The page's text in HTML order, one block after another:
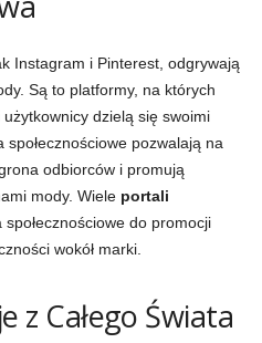
Instagram i Pinterest, odgrywają
Są to platformy, na których
dzielą się swoimi
pozwalają na
odbiorców i promują
mody. Wiele portali
do promocji
wokół marki.
z Całego Świata